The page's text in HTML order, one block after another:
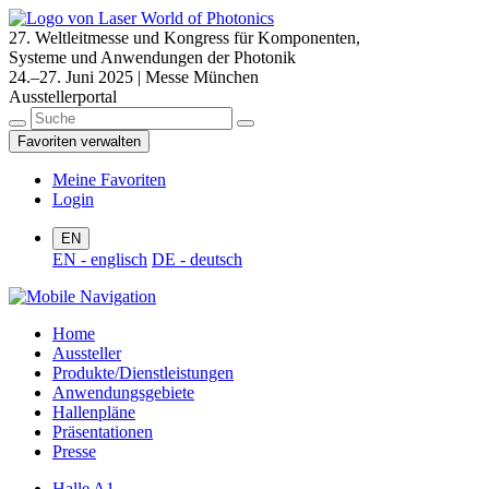
27. Weltleitmesse und Kongress für Komponenten,
Systeme und Anwendungen der Photonik
24.–27. Juni 2025 | Messe München
Ausstellerportal
Favoriten verwalten
Meine Favoriten
Login
EN
EN - englisch DE - deutsch
Home
Aussteller
Produkte/Dienstleistungen
Anwendungsgebiete
Hallenpläne
Präsentationen
Presse